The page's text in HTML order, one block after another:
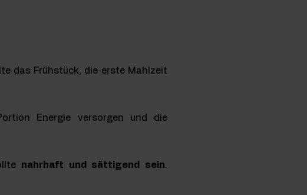
das Frühstück, die erste Mahlzeit
Energie versorgen und die
nahrhaft und sättigend sein.